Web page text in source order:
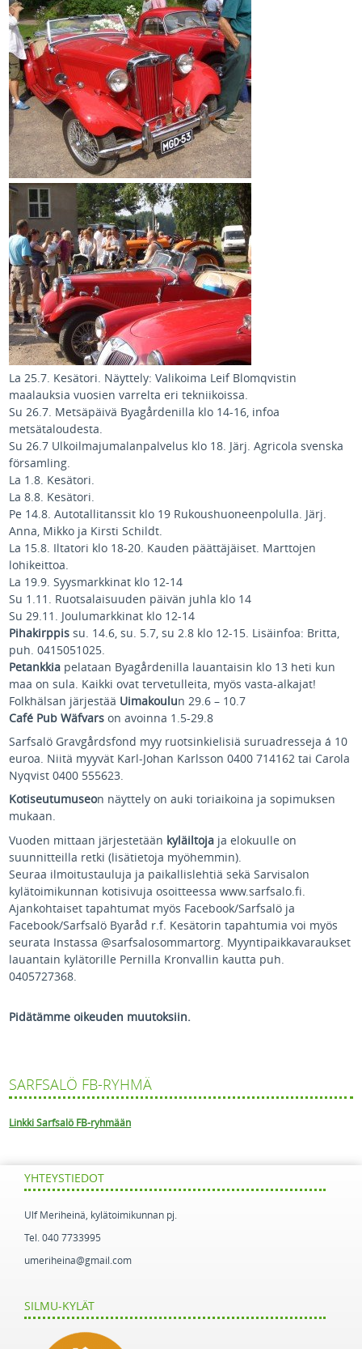
La 25.7. Kesätori. Näyttely: Valikoima Leif Blomqvistin
maalauksia vuosien varrelta eri tekniikoissa.
Su 26.7. Metsäpäivä Byagårdenilla klo 14-16, infoa
metsätaloudesta.
Su 26.7 Ulkoilmajumalanpalvelus klo 18. Järj. Agricola svenska
församling.
La 1.8. Kesätori.
La 8.8. Kesätori.
Pe 14.8. Autotallitanssit klo 19 Rukoushuoneenpolulla. Järj.
Anna, Mikko ja Kirsti Schildt.
La 15.8. Iltatori klo 18-20. Kauden päättäjäiset. Marttojen
lohikeittoa.
La 19.9. Syysmarkkinat klo 12-14
Su 1.11. Ruotsalaisuuden päivän juhla klo 14
Su 29.11. Joulumarkkinat klo 12-14
Pihakirppis su. 14.6, su. 5.7, su 2.8 klo 12-15. Lisäinfoa: Britta,
puh. 0415051025.
Petankkia pelataan Byagårdenilla lauantaisin klo 13 heti kun
maa on sula. Kaikki ovat tervetulleita, myös vasta-alkajat!
Folkhälsan järjestää Uimakoulun 29.6 – 10.7
Café Pub Wäfvars on avoinna 1.5-29.8
Sarfsalö Gravgårdsfond myy ruotsinkielisiä suruadresseja á 10
euroa. Niitä myyvät Karl-Johan Karlsson 0400 714162 tai Carola
Nyqvist 0400 555623.
Kotiseutumuseon näyttely on auki toriaikoina ja sopimuksen
mukaan.
Vuoden mittaan järjestetään kyläiltoja ja elokuulle on
suunnitteilla retki (lisätietoja myöhemmin).
Seuraa ilmoitustauluja ja paikallislehtiä sekä Sarvisalon
kylätoimikunnan kotisivuja osoitteessa www.sarfsalo.fi.
Ajankohtaiset tapahtumat myös Facebook/Sarfsalö ja
Facebook/Sarfsalö Byaråd r.f. Kesätorin tapahtumia voi myös
seurata Instassa @sarfsalosommartorg. Myyntipaikkavaraukset
lauantain kylätorille Pernilla Kronvallin kautta puh.
0405727368.
Pidätämme oikeuden muutoksiin.
SARFSALÖ FB-RYHMÄ
Linkki Sarfsalö FB-ryhmään
YHTEYSTIEDOT
Ulf Meriheinä, kylätoimikunnan pj.
Tel. 040 7733995
umeriheina@gmail.com
SILMU-KYLÄT